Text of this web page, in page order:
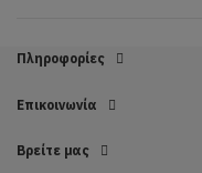
Πληροφορίες
Επικοινωνία
Βρείτε μας